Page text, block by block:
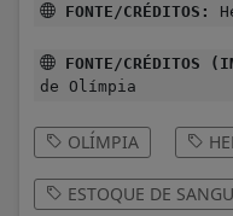
FONTE/CRÉDITOS:
FONTE/CRÉDITOS
de Olímpia
OLÍMPIA
ESTOQUE DE